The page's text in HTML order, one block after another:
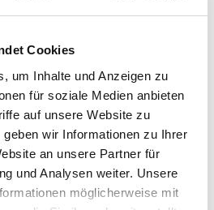
Cookies
um Inhalte und Anzeigen zu
für soziale Medien anbieten
auf unsere Website zu
wir Informationen zu Ihrer
an unsere Partner für
und Analysen weiter. Unsere
möglicherweise mit
heeft als docent in het
onderwijs en mbo, en als
reacties op het
van Marc de Lyon. Er werd
gemak. Het idee: terug naar
Een cursist zet een laptop